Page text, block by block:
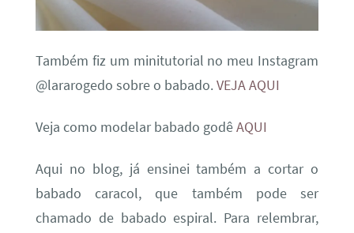
Também fiz um minitutorial no meu Instagram
@lararogedo sobre o babado.VEJA AQUI
Veja como modelar babado godêAQUI
Aqui no blog, já ensinei também a cortar o
babado caracol, que também pode ser
chamado de babado espiral. Para relembrar,